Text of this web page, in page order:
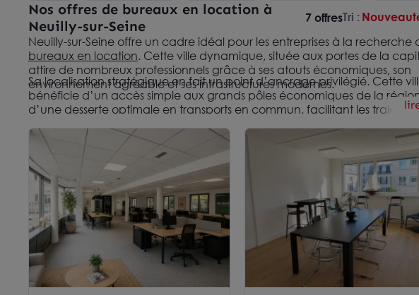
Nos offres de bureaux en location à
Neuilly-sur-Seine
7 offresTri :
Neuilly-sur-Seine offre un cadre idéal pour les entreprises à la recherche
bureaux en location. Cette ville dynamique, située aux portes de la
attire de nombreux professionnels grâce à ses atouts économiques, son
environnement agréable et ses infrastructures modernes.
Sa localisation stratégique en fait un point d’ancrage privilégié. Cette
bénéficie d’un accès simple aux grands pôles économiques de la
d’une desserte optimale en transports en commun, facilitant les trajets